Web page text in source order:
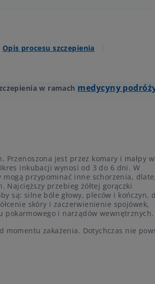
Opis procesu szczepienia
w ramach medycyny
Przenoszona jest przez komary i małpy w
inkubacji wynosi od 3 do 6 dni. W
przypominać inne schorzenia,
przebieg żółtej gorączki
są: silne bóle głowy, pleców i kończyn,
skóry i zaczerwienienie spojówek,
pokarmowego i narządów wewnętrznych.
zakażenia. Dotychczas nie